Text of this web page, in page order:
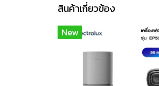
สินค้าเกี่ยวข้อง
New